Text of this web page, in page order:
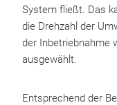
System fließt. Das
die Drehzahl der
der Inbetriebnahme
ausgewählt.
Entsprechend der